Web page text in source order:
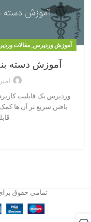
آموزش وردپرس,مقالات
آموزش دسته
وردپرس یک قابلیت
یافتن سریع تر آن ها
تمامی حقوق برای وبمستر۹۸